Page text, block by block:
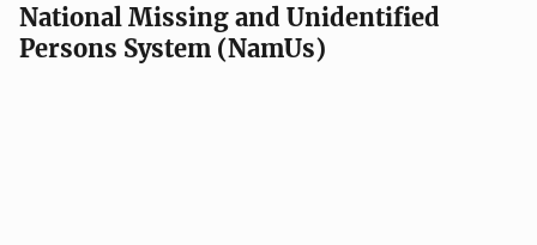
National Missing and Unidentified
Persons System (NamUs)